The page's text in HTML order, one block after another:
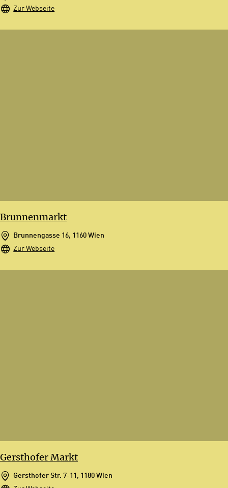
Zur Webseite
Brunnenmarkt
Brunnengasse 16, 1160 Wien
Zur Webseite
Gersthofer Markt
Gersthofer Str. 7-11, 1180 Wien